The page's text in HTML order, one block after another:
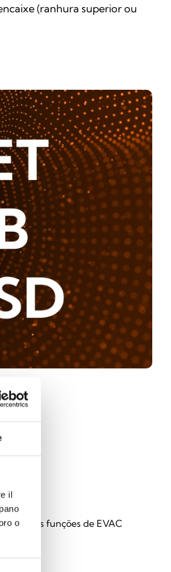
il
o
(ranhura superior ou
para as funções de EVAC